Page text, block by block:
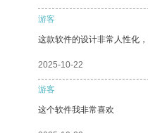
游客
这款软件的设计非常人性化
2025-10-22
游客
这个软件我非常喜欢